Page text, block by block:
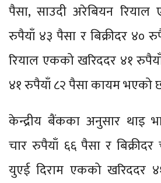
पैसा, साउदी अरेबियन
रुपैयाँ ४३ पैसा र बिक्रीदर ४०
रियाल एकको खरिददर ४१
४१ रुपैयाँ ८२ पैसा कायम भएको
केन्द्रीय बैंकका अनुसार थाइ
चार रुपैयाँ ६६ पैसा र
युएई दिराम एकको खरिददर